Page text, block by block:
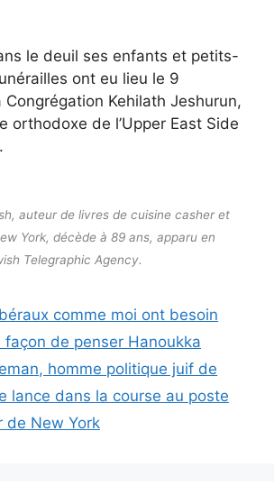
le deuil ses enfants et petits-
ont eu lieu le 9
Kehilath Jeshurun,
orthodoxe de l’Upper East Side
auteur de livres de cuisine casher et
York, décède à 89 ans, apparu en
Telegraphic Agency.
comme moi ont besoin
façon de penser Hanoukka
homme politique juif de
lance dans la course au poste
de New York